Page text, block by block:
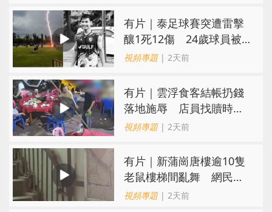
有片｜泰足球賽突遭雷擊
釀1死12傷 24歲球員被
閃電劈中亡
視頻專題| 2天前
​有片｜雲浮食客結帳扔錢
落地施辱 店員找贖時還
施彼身獲老闆肯定
視頻專題| 2天前
有片｜新蒲崗唐樓逾10隻
老鼠樓梯間亂舞 網民嚇
親：每次經過都要好大勇
視頻專題| 2天前